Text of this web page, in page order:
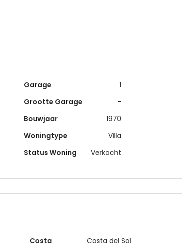
Garage
1
Grootte Garage
-
Bouwjaar
1970
Woningtype
Villa
Status Woning
Verkocht
Costa
Costa del Sol